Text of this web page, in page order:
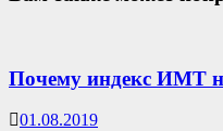
Почему индекс ИМТ
01.08.2019